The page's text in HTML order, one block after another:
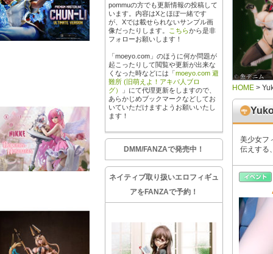
pommuの方でも更新情報の投稿して
います。内容はXとほぼ一緒です
が、Xでは載せられないサンプル画
像だったりします。
こちらから是非
フォローお願いします！
「moeyo.com」のほうに何か問題が
起こったりして閲覧や更新が出来な
くなった時などには「moeyo.com 避
難所 (旧萌えよ！アキバ人ブロ
グ）
」にて代理更新をしますので、
あらかじめブックマークなどしてお
いていただけますようお願いいたし
ます！
DMM/FANZAで発売中！
ネイティブ取り扱いエロフィギュ
アをFANZAで予約！
HOME >
美少女フ
伝えする